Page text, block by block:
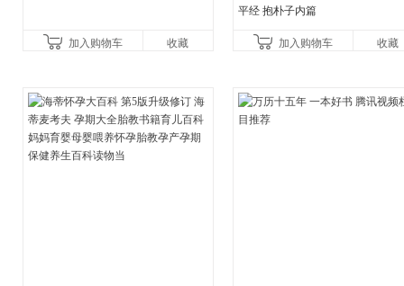
加入购物车 收藏
平经 抱朴子内篇
加入购物车 收藏